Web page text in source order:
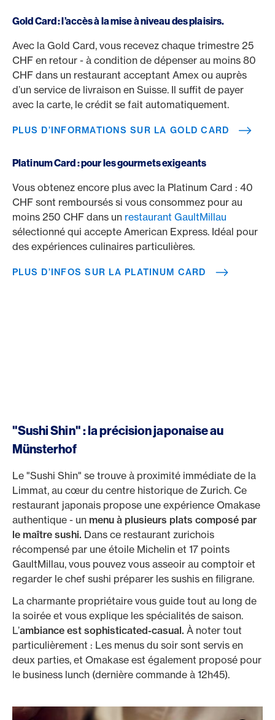
Gold Card : l’accès à la mise à niveau des plaisirs.
Avec la Gold Card, vous recevez chaque trimestre 25
CHF en retour - à condition de dépenser au moins 80
CHF dans un restaurant acceptant Amex ou auprès
d’un service de livraison en Suisse. Il suffit de payer
avec la carte, le crédit se fait automatiquement.
PLUS D’INFORMATIONS SUR LA GOLD CARD
Platinum Card : pour les gourmets exigeants
Vous obtenez encore plus avec la Platinum Card : 40
CHF sont remboursés si vous consommez pour au
moins 250 CHF dans un restaurant GaultMillau
sélectionné qui accepte American Express. Idéal pour
des expériences culinaires particulières.
PLUS D’INFOS SUR LA PLATINUM CARD
"Sushi Shin" : la précision japonaise au
Münsterhof
Le "Sushi Shin" se trouve à proximité immédiate de la
Limmat, au cœur du centre historique de Zurich. Ce
restaurant japonais propose une expérience Omakase
authentique - un menu à plusieurs plats composé par
le maître sushi. Dans ce restaurant zurichois
récompensé par une étoile Michelin et 17 points
GaultMillau, vous pouvez vous asseoir au comptoir et
regarder le chef sushi préparer les sushis en filigrane.
La charmante propriétaire vous guide tout au long de
la soirée et vous explique les spécialités de saison.
L’ambiance est sophisticated-casual. À noter tout
particulièrement : Les menus du soir sont servis en
deux parties, et Omakase est également proposé pour
le business lunch (dernière commande à 12h45).